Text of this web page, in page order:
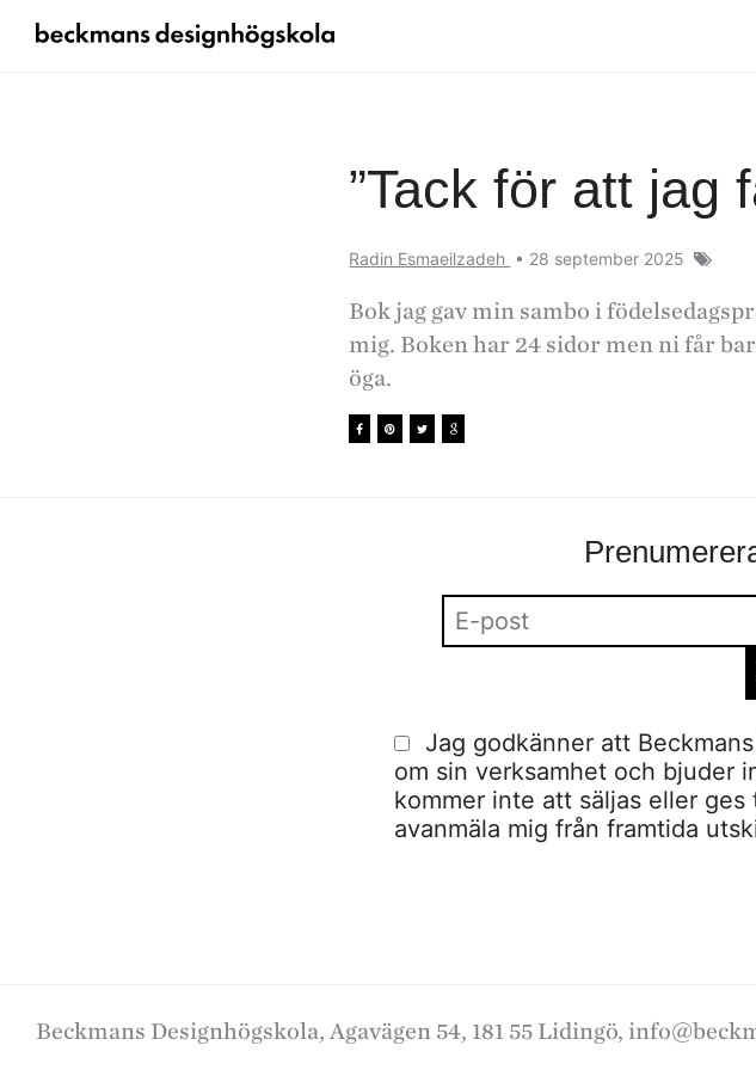
”Tack för att jag
Radin Esmaeilzadeh • 28 september 2025
Bok jag gav min sambo i
mig. Boken har 24 sidor men ni får
öga.
Jag godkänner att
om sin verksamhet och bjuder
kommer inte att säljas eller
avanmäla mig från framtida
Beckmans Designhögskola, Agavägen 54, 181 55 Lidingö,